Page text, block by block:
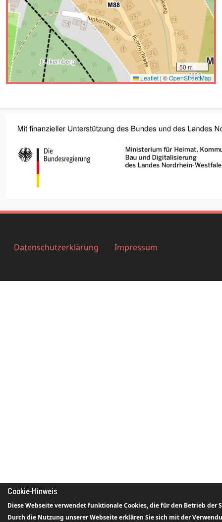
Datenschutzerklärung Impressum
Cookie-Hinweis
Diese Webseite verwendet funktionale Cookies, die für den Betrieb der
Durch die Nutzung unserer Webseite erklären Sie sich mit der